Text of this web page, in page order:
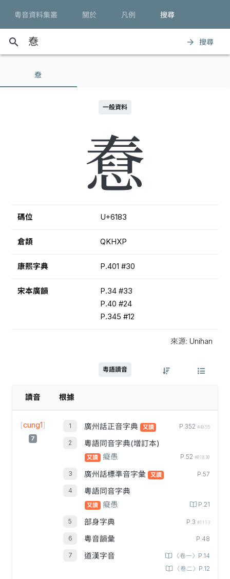
粵音資料集叢 關於 凡例 搜尋
search arrow_forward 搜尋
憃
一般資料
憃
碼位 U+6183
倉頡 QKHXP
康熙字典 P.401 #30
宋本廣韻
P.34 #33
P.40 #24
P.345 #12
來源: Unihan
粵語讀音
讀音 根據
[cung1]
7
廣州話正音字典 又讀 P.352 #4855
粵語同音字典(增訂本)
又讀 癡愚 P.52 #01830
廣州話標準音字彙 又讀 P.57
粵語同音字典
又讀 癡愚 P.21
部身字典 P.3 #1113
粵音韻彙 P.48
道漢字音
〈卷一〉P.14
〈卷二〉P.12